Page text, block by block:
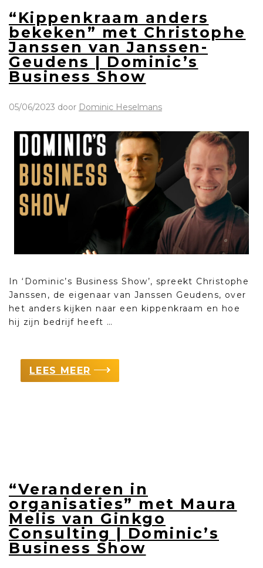
“Kippenkraam anders
bekeken” met Christophe
Janssen van Janssen-
Geudens | Dominic’s
Business Show
05/06/2023 door Dominic Heselmans
In ‘Dominic’s Business Show’, spreekt Christophe
Janssen, de eigenaar van Janssen Geudens, over
het anders kijken naar een kippenkraam en hoe
hij zijn bedrijf heeft …
LEES MEER
“Veranderen in
organisaties” met Maura
Melis van Ginkgo
Consulting | Dominic’s
Business Show